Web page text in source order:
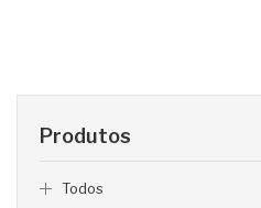
Produtos
Todos